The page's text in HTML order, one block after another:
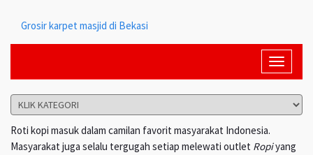
Grosir karpet masjid di Bekasi
Toggle
Roti kopi masuk dalam camilan favorit masyarakat Indonesia.
Masyarakat juga selalu tergugah setiap melewati outlet Ropiyang